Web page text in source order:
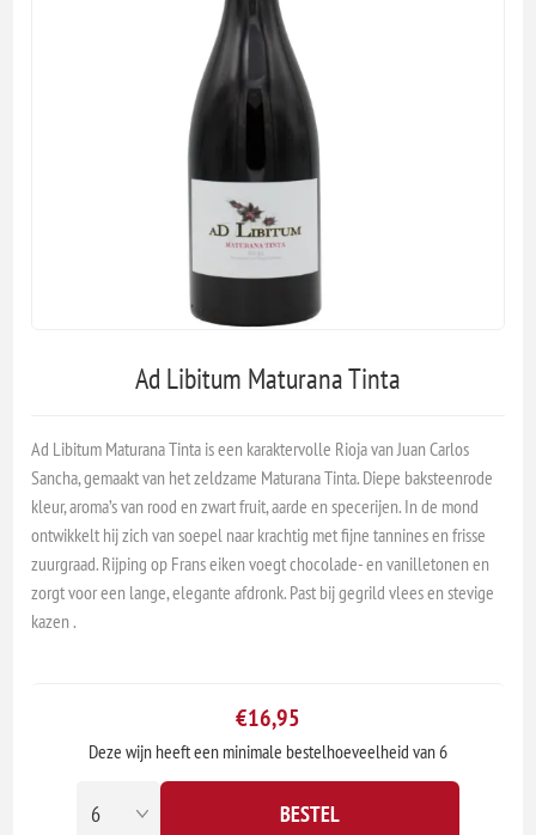
Ad Libitum Maturana Tinta
Ad Libitum Maturana Tinta is een karaktervolle Rioja van Juan Carlos
Sancha, gemaakt van het zeldzame Maturana Tinta. Diepe baksteenrode
kleur, aroma’s van rood en zwart fruit, aarde en specerijen. In de mond
ontwikkelt hij zich van soepel naar krachtig met fijne tannines en frisse
zuurgraad. Rijping op Frans eiken voegt chocolade- en vanilletonen en
zorgt voor een lange, elegante afdronk. Past bij gegrild vlees en stevige
kazen .
€16,95
Deze wijn heeft een minimale bestelhoeveelheid van 6
BESTEL